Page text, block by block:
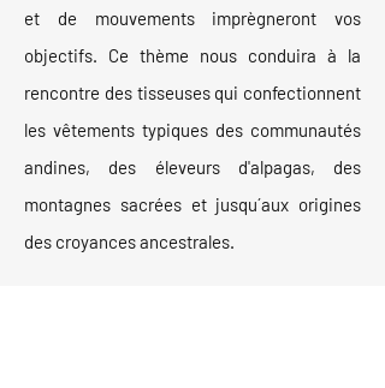
et de mouvements imprègneront vos
objectifs. Ce thème nous conduira à la
rencontre des tisseuses qui confectionnent
les vêtements typiques des communautés
andines, des éleveurs d'alpagas, des
montagnes sacrées et jusqu´aux origines
des croyances ancestrales.